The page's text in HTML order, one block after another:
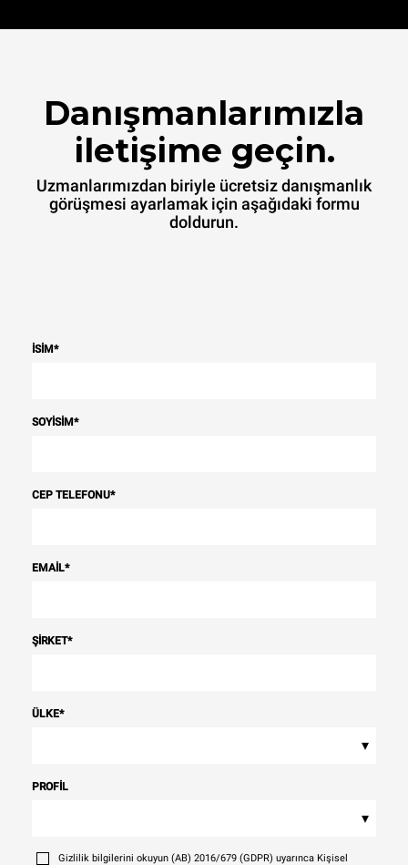
Danışmanlarımızla
iletişime geçin.
Uzmanlarımızdan biriyle ücretsiz danışmanlık
görüşmesi ayarlamak için aşağıdaki formu
doldurun.
İSIM*
SOYISIM*
CEP TELEFONU*
EMAIL*
ŞIRKET*
ÜLKE*
▾
PROFIL
▾
Gizlilik bilgilerini okuyun (AB) 2016/679 (GDPR) uyarınca Kişisel